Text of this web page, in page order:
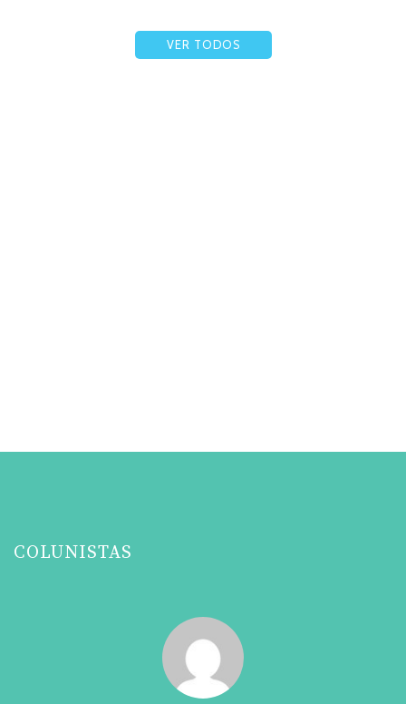
VER TODOS
COLUNISTAS